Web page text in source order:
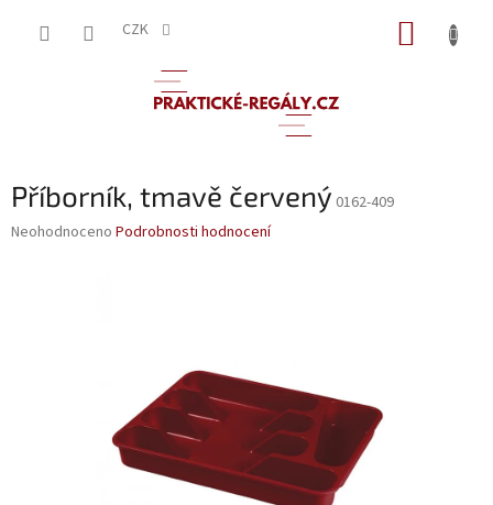
CZK
Příborník, tmavě červený 0162-409
Průměrné
Neohodnoceno Podrobnosti hodnocení